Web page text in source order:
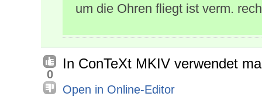
um die Ohren fliegt ist verm.
0
In ConTeXt MKIV verwendet
Open in Online-Editor